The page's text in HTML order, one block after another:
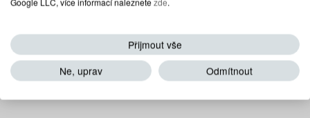
Přijmout vše
Ne, uprav
Odmítnout